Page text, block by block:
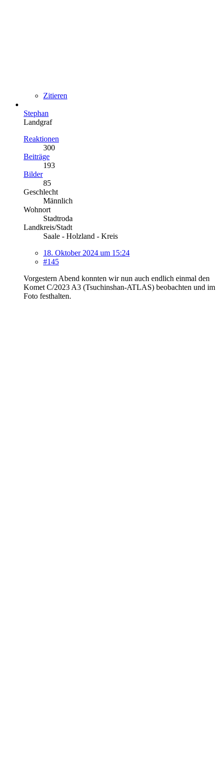
Zitieren
Stephan
Landgraf
Reaktionen
300
Beiträge
193
Bilder
85
Geschlecht
Männlich
Wohnort
Stadtroda
Landkreis/Stadt
Saale - Holzland - Kreis
18. Oktober 2024 um 15:24
#145
Vorgestern Abend konnten wir nun auch endlich einmal den
Komet C/2023 A3 (Tsuchinshan-ATLAS) beobachten und im
Foto festhalten.